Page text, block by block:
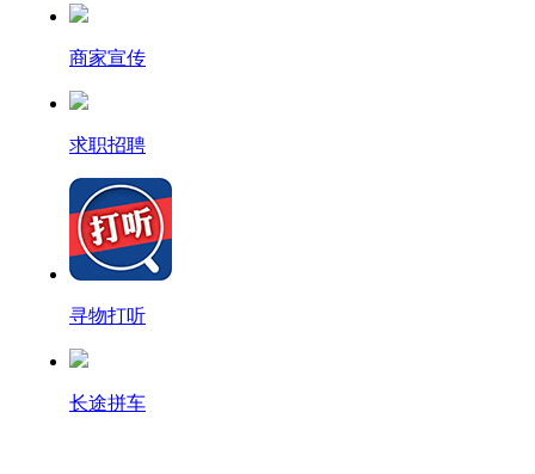
商家宣传
求职招聘
寻物打听
长途拼车